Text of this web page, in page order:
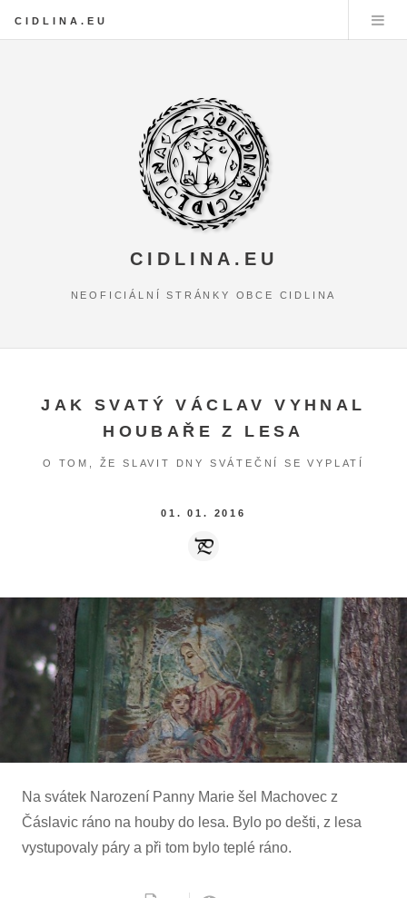
CIDLINA.EU
CIDLINA.EU
NEOFICIÁLNÍ STRÁNKY OBCE CIDLINA
JAK SVATÝ VÁCLAV VYHNAL
HOUBAŘE Z LESA
O TOM, ŽE SLAVIT DNY SVÁTEČNÍ SE VYPLATÍ
01. 01. 2016
Na svátek Narození Panny Marie šel Machovec z
Čáslavic ráno na houby do lesa. Bylo po dešti, z lesa
vystupovaly páry a při tom bylo teplé ráno.